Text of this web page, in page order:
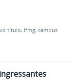
título, ifmg, campus